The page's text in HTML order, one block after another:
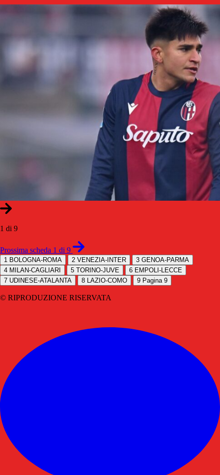
1 di 9
Prossima scheda 1 di 9
1 BOLOGNA-ROMA 2 VENEZIA-INTER 3 GENOA-PARMA
4 MILAN-CAGLIARI 5 TORINO-JUVE 6 EMPOLI-LECCE
7 UDINESE-ATALANTA 8 LAZIO-COMO 9 Pagina 9
© RIPRODUZIONE RISERVATA